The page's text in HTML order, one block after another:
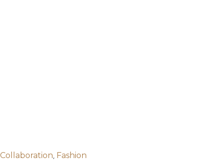
Collaboration, Fashion